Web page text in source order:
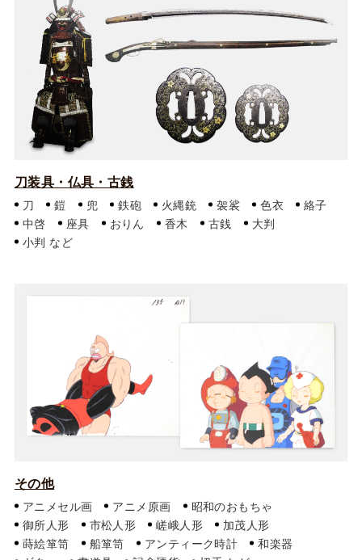
刀装具・仏具・古銭
刀 鎧 兜 鉄砲 火縄銃 袈裟 色衣
絡子
中啓
座具 おりん 香木 古銭
大判
小判
その他
アニメセル画 アニメ原画
昭和のおもちゃ
御所人形
市松人形 嵯峨人形
加茂人形
蒔絵箪笥
船箪笥 アンティーク時計
和楽器